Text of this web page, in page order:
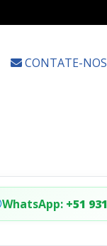
CONTATE-NOS
WhatsApp: +51